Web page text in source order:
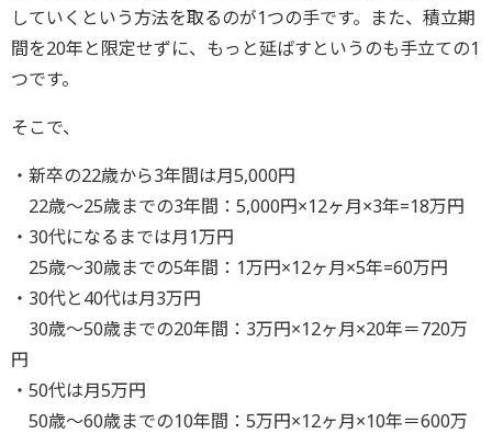
していくという方法を取るのが1つの手です。また、積立期
間を20年と限定せずに、もっと延ばすというのも手立ての1
つです。
そこで、
・新卒の22歳から3年間は月5,000円
22歳～25歳までの3年間：5,000円×12ヶ月×3年=18万円
・30代になるまでは月1万円
25歳～30歳までの5年間：1万円×12ヶ月×5年=60万円
・30代と40代は月3万円
30歳～50歳までの20年間：3万円×12ヶ月×20年＝720万
円
・50代は月5万円
50歳～60歳までの10年間：5万円×12ヶ月×10年＝600万